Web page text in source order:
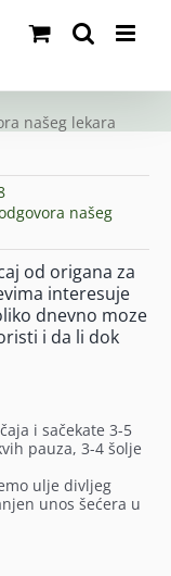
našeg lekara
našeg
od origana za
interesuje
dnevno moze
i da li dok
i sačekate 3-5
pauza, 3-4 šolje
ulje divljeg
unos šećera u